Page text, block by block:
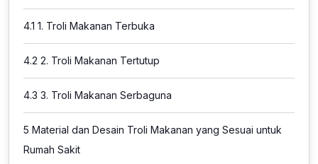
4.1 1. Troli Makanan Terbuka
4.2 2. Troli Makanan Tertutup
4.3 3. Troli Makanan Serbaguna
5 Material dan Desain Troli Makanan yang Sesuai untuk
Rumah Sakit